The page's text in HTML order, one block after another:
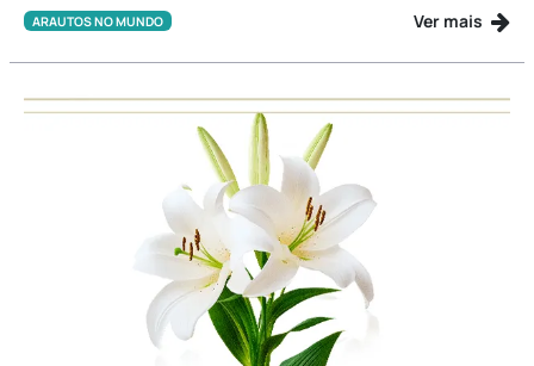
ARAUTOS NO MUNDO Ver mais